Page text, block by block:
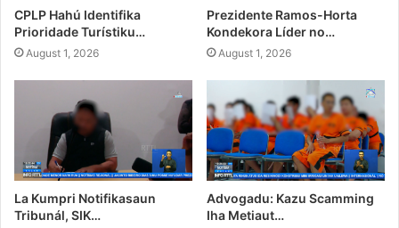
CPLP Hahú Identifika
Prioridade Turístiku…
August 1, 2026
Prezidente Ramos-Horta
Kondekora Líder no…
August 1, 2026
La Kumpri Notifikasaun
Tribunál, SIK…
Advogadu: Kazu Scamming
Iha Metiaut…